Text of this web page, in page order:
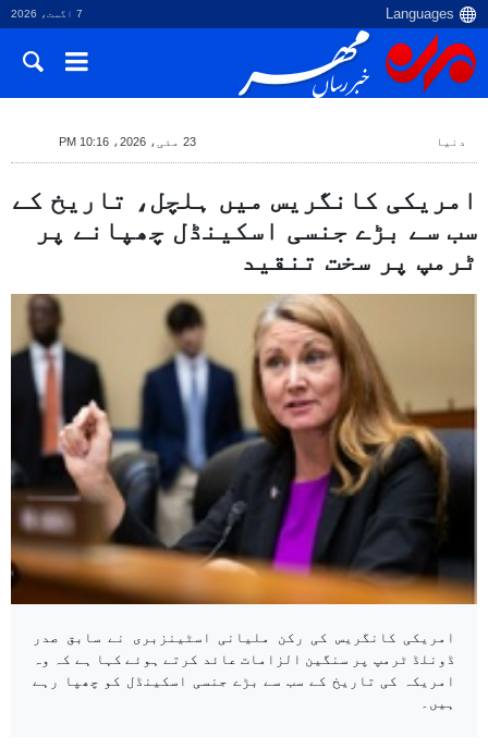
7 اگست، 2026
دنیا 23 مئی، 2026، 10:16 PM
امریکی کانگریس میں ہلچل، تاریخ کے
سب سے بڑے جنسی اسکینڈل چھپانے پر
ٹرمپ پر سخت تنقید
امریکی کانگریس کی رکن ملیانی اسٹینزبری نے سابق صدر
ڈونلڈ ٹرمپ پر سنگین الزامات عائد کرتے ہوئے کہا ہے کہ وہ
امریکہ کی تاریخ کے سب سے بڑے جنسی اسکینڈل کو چھپا رہے
ہیں۔